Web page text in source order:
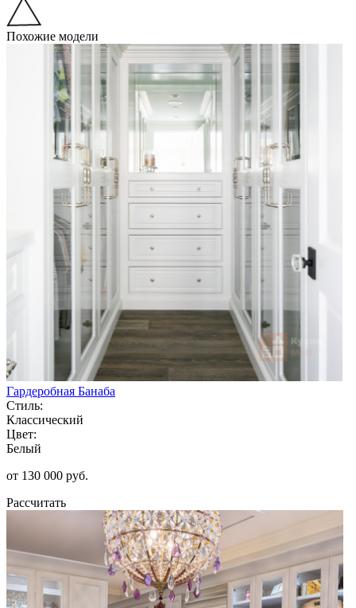
Похожие модели
Гардеробная Банаба
Стиль:
Классический
Цвет:
Белый
от 130 000 руб.
Рассчитать